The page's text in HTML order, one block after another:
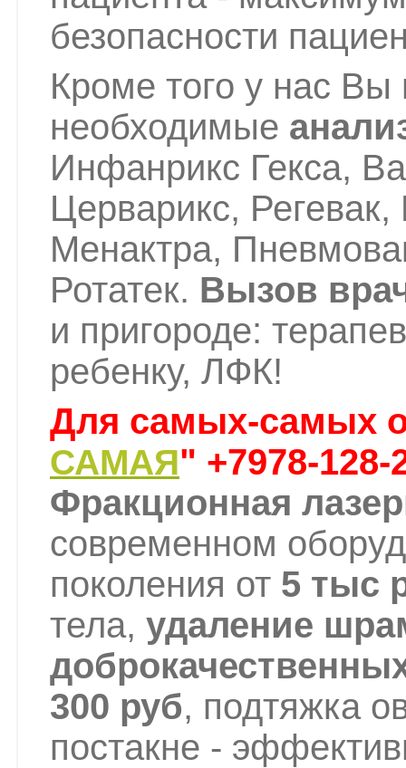
безопасности
Кроме того у нас
необходимые
Инфанрикс Гекса,
Церварикс,
Менактра,
Ротатек. Вызов
и пригороде:
ребенку, ЛФК!
Для самых-самых
САМАЯ" +7978-128-
Фракционная
современном
поколения от 5 тыс
тела, удаление
300 руб, подтяжка
постакне -